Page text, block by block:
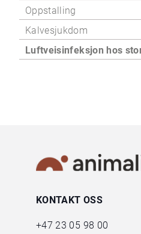
Oppstalling
Kalvesjukdom
Luftveisinfeksjon hos
KONTAKT OSS
+47 23 05 98 00